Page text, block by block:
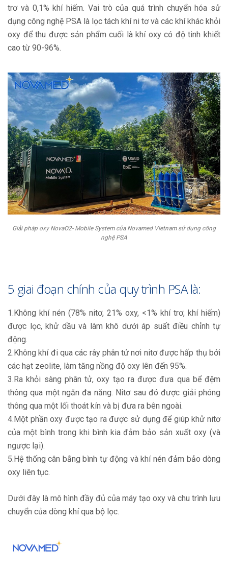
trơ và 0,1% khí hiếm. Vai trò của quá trình chuyển hóa sử
dụng công nghệ PSA là lọc tách khí ni tơ và các khí khác khỏi
oxy để thu được sản phẩm cuối là khí oxy có độ tinh khiết
cao từ 90-96%.
Giải pháp oxy NovaO2- Mobile System của Novamed Vietnam sử dụng công
nghệ PSA
5 giai đoạn chính của quy trình PSA là:
1.Không khí nén (78% nitơ, 21% oxy, <1% khí trơ, khí hiếm)
được lọc, khử dầu và làm khô dưới áp suất điều chỉnh tự
động.
2.Không khí đi qua các rây phân tử nơi nitơ được hấp thụ bởi
các hạt zeolite, làm tăng nồng độ oxy lên đến 95%.
3.Ra khỏi sàng phân tử, oxy tạo ra được đưa qua bể đệm
thông qua một ngăn đa năng. Nitơ sau đó được giải phóng
thông qua một lối thoát kín và bị đưa ra bên ngoài.
4.Một phần oxy được tạo ra được sử dụng để giúp khử nitơ
của một bình trong khi bình kia đảm bảo sản xuất oxy (và
ngược lại).
5.Hệ thống cân bằng bình tự động và khí nén đảm bảo dòng
oxy liên tục.
Dưới đây là mô hình đầy đủ của máy tạo oxy và chu trình lưu
chuyển của dòng khí qua bộ lọc.